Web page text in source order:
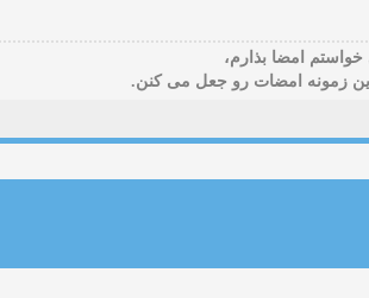
امضا بذارم،
این زمونه امضات رو جعل می کنن.